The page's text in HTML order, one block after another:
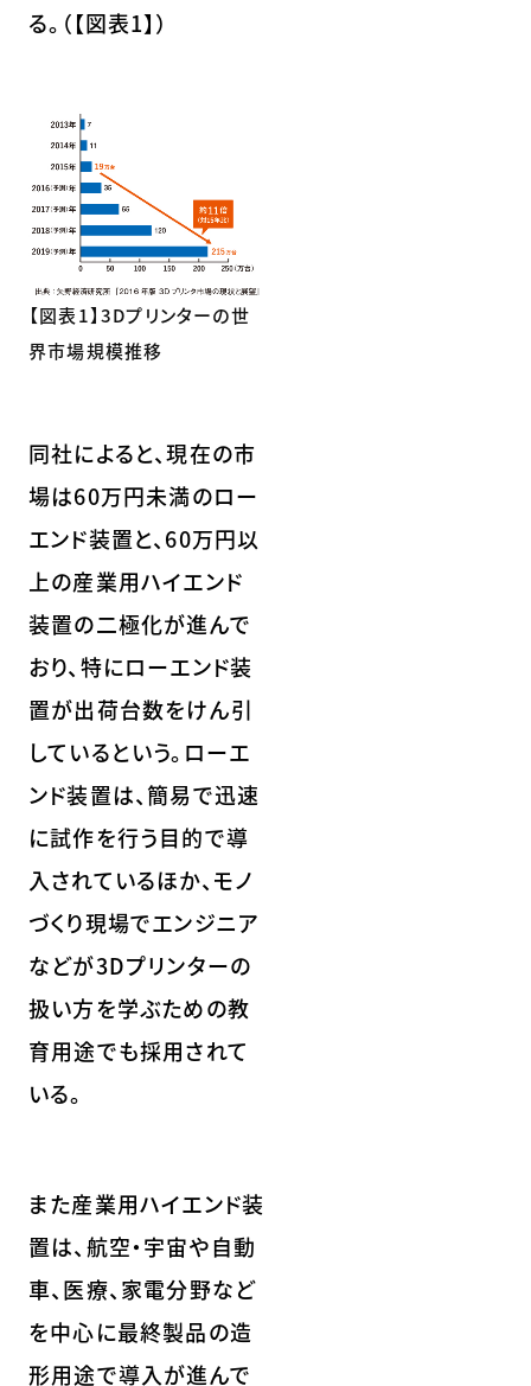
る。（【図表1】）
【図表1】3Dプリンターの世
界市場規模推移
同社によると、現在の市
場は60万円未満のロー
エンド装置と、60万円以
上の産業用ハイエンド
装置の二極化が進んで
おり、特にローエンド装
置が出荷台数をけん引
しているという。ローエ
ンド装置は、簡易で迅速
に試作を行う目的で導
入されているほか、モノ
づくり現場でエンジニア
などが3Dプリンターの
扱い方を学ぶための教
育用途でも採用されて
いる。
また産業用ハイエンド装
置は、航空・宇宙や自動
車、医療、家電分野など
を中心に最終製品の造
形用途で導入が進んで